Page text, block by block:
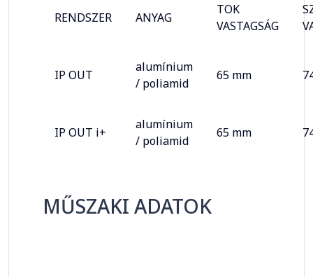
RENDSZER ANYAG
TOK
VASTAGSÁG
IP OUT
alumínium
/ poliamid
65 mm
IP OUT i+
alumínium
/ poliamid
65 mm
MŰSZAKI ADATOK